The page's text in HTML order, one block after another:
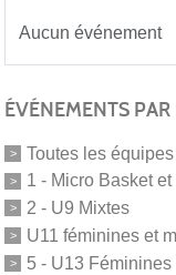
Aucun événement
ÉVÉNEMENTS
Toutes les équipes
1 - Micro Basket
2 - U9 Mixtes
U11 féminines et
5 - U13 Féminines